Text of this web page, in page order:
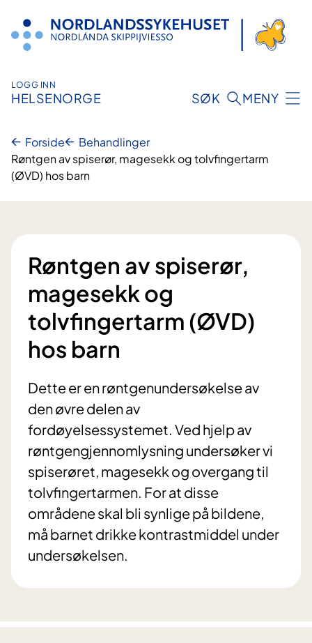
innhold
LOGG INN
HELSENORGE SØK MENY
Forside
Behandlinger
Røntgen av spiserør, magesekk og tolvfingertarm
(ØVD) hos barn
Røntgen av spiserør,
magesekk og
tolvfingertarm (ØVD)
hos barn
Dette er en røntgenundersøkelse av
den øvre delen av
fordøyelsessystemet. Ved hjelp av
røntgengjennomlysning undersøker vi
spiserøret, magesekk og overgang til
tolvfingertarmen. For at disse
områdene skal bli synlige på bildene,
må barnet drikke kontrastmiddel under
undersøkelsen.